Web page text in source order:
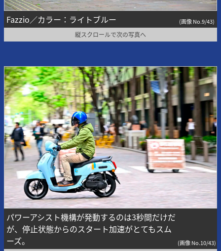
Fazzio／カラー：ライトブルー (画像 No.9/43)
縦スクロールで次の写真へ
パワーアシスト機構が発動するのは3秒間だけだ
が、停止状態からのスタート加速がとてもスム
ーズ。
(画像 No.10/43)